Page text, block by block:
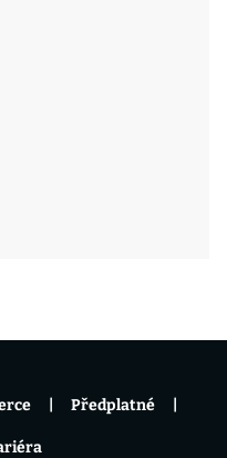
Předplatné